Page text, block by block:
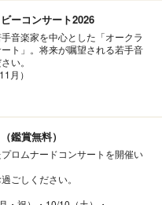
ーコンサート2026
音楽家を中心とした「オークラ
ト」。将来が嘱望される若手音
い。
月）
鑑賞無料）
ロムナードコンサートを開催い
ごしください。